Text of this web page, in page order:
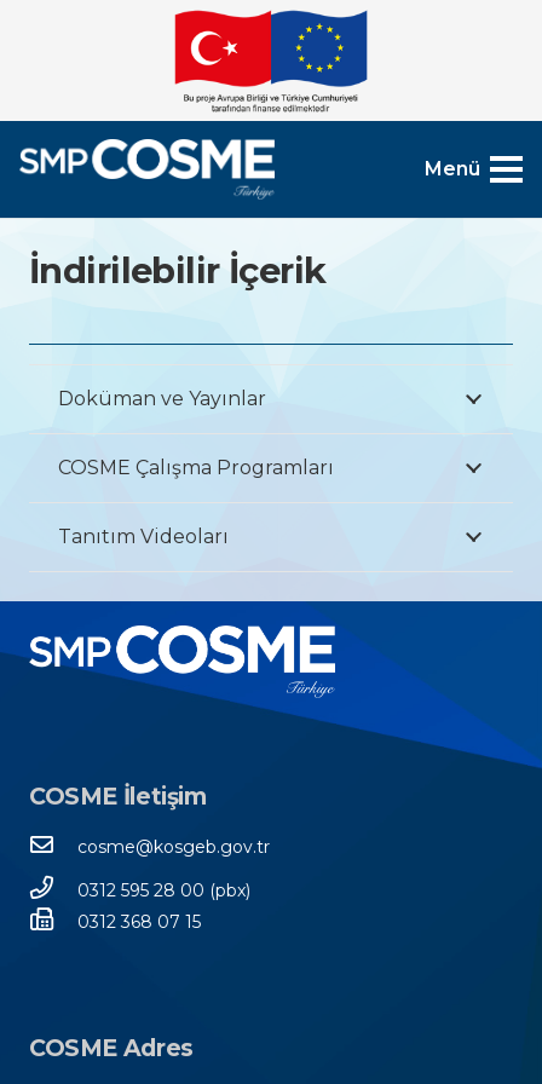
Menü
İndirilebilir İçerik
Doküman ve Yayınlar
COSME Çalışma Programları
Tanıtım Videoları
COSME İletişim
cosme@kosgeb.gov.tr
0312 595 28 00 (pbx)
0312 368 07 15
COSME Adres